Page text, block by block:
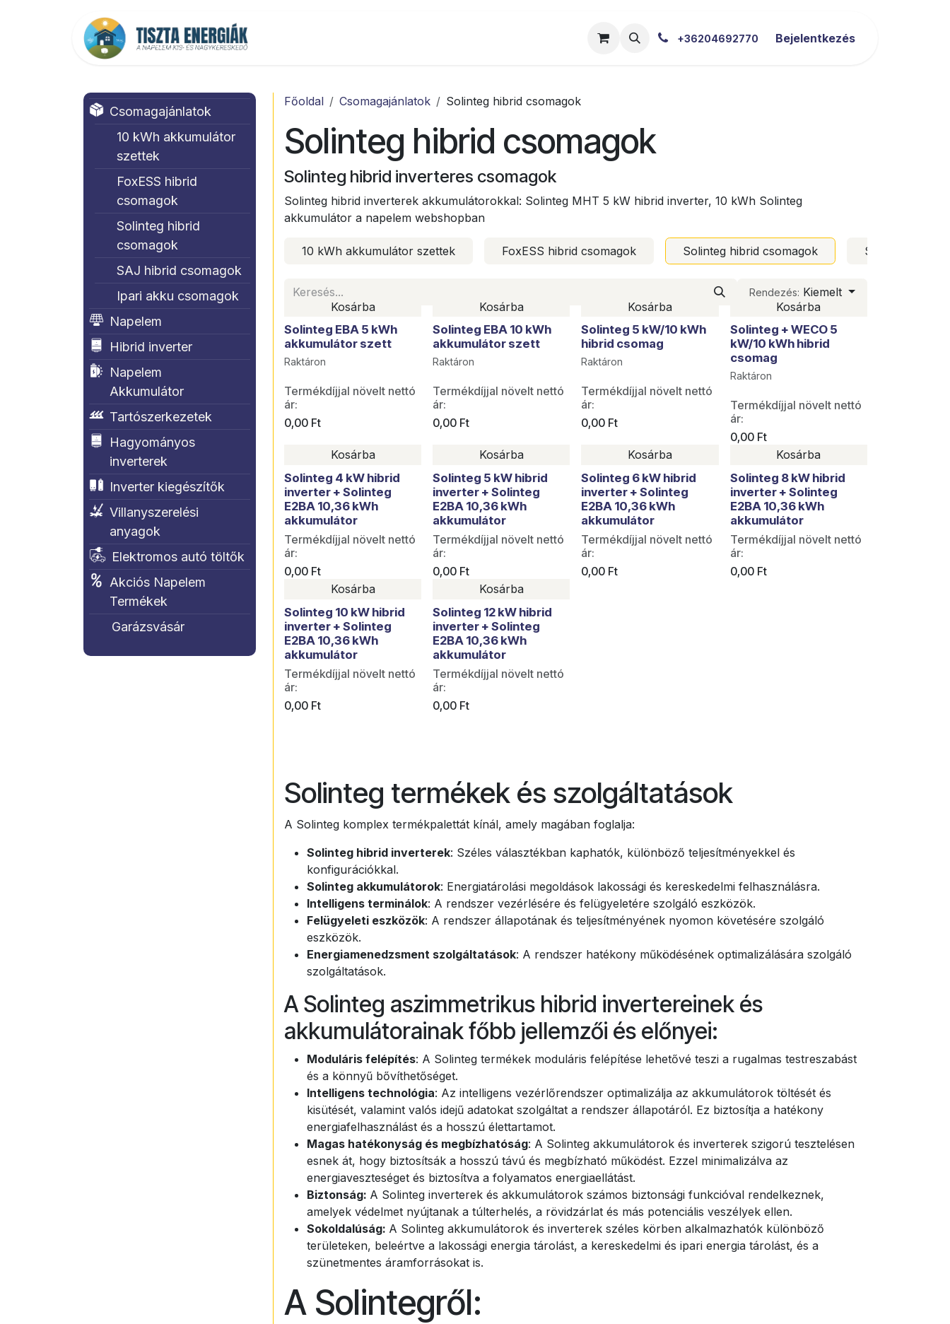
Szakértői Blog Letöltések
+36204692770 Bejelentkezés
Csomagajánlatok
10 kWh akkumulátor
szettek
FoxESS hibrid
csomagok
Solinteg hibrid
csomagok
SAJ hibrid csomagok
Ipari akku csomagok
Napelem
Hibrid inverter
Napelem
Akkumulátor
Tartószerkezetek
Hagyományos
inverterek
Inverter kiegészítők
Villanyszerelési
anyagok
Elektromos autó töltők
Akciós Napelem
Termékek
Garázsvásár
Főoldal Csomagajánlatok Solinteg hibrid csomagok
Solinteg hibrid csomagok
Solinteg hibrid inverteres csomagok
Solinteg hibrid inverterek akkumulátorokkal: Solinteg MHT 5 kW hibrid inverter, 10 kWh Solinteg
akkumulátor a napelem webshopban
10 kWh akkumulátor szettek FoxESS hibrid csomagok Solinteg hibrid csomagok SAJ hibrid
Rendezés: Kiemelt
Solinteg EBA 5 kWh
akkumulátor szett
Raktáron
Kosárba
Termékdíjjal növelt nettó
ár:
0,00 Ft
Solinteg EBA 10 kWh
akkumulátor szett
Raktáron
Kosárba
Termékdíjjal növelt nettó
ár:
0,00 Ft
Solinteg 5 kW/10 kWh
hibrid csomag
Raktáron
Kosárba
Termékdíjjal növelt nettó
ár:
0,00 Ft
Solinteg + WECO 5
kW/10 kWh hibrid
csomag
Raktáron
Kosárba
Termékdíjjal növelt nettó
ár:
0,00Ft
Solinteg 4 kW hibrid
inverter + Solinteg
E2BA 10,36 kWh
akkumulátor
Kosárba
Termékdíjjal növelt nettó
ár:
0,00 Ft
Solinteg 5 kW hibrid
inverter + Solinteg
E2BA 10,36 kWh
akkumulátor
Kosárba
Termékdíjjal növelt nettó
ár:
0,00 Ft
Solinteg 6 kW hibrid
inverter + Solinteg
E2BA 10,36 kWh
akkumulátor
Kosárba
Termékdíjjal növelt nettó
ár:
0,00 Ft
Solinteg 8 kW hibrid
inverter + Solinteg
E2BA 10,36 kWh
akkumulátor
Kosárba
Termékdíjjal növelt nettó
ár:
0,00Ft
Solinteg 10 kW hibrid
inverter + Solinteg
E2BA 10,36 kWh
akkumulátor
Kosárba
Termékdíjjal növelt nettó
ár:
0,00 Ft
Solinteg 12 kW hibrid
inverter + Solinteg
E2BA 10,36 kWh
akkumulátor
Kosárba
Termékdíjjal növelt nettó
ár:
0,00 Ft
Solinteg termékek és szolgáltatások
A Solinteg komplex termékpalettát kínál, amely magában foglalja:
Solinteg hibrid inverterek: Széles választékban kaphatók, különböző teljesítményekkel és
konfigurációkkal.
Solinteg akkumulátorok: Energiatárolási megoldások lakossági és kereskedelmi felhasználásra.
Intelligens terminálok: A rendszer vezérlésére és felügyeletére szolgáló eszközök.
Felügyeleti eszközök: A rendszer állapotának és teljesítményének nyomon követésére szolgáló
eszközök.
Energiamenedzsment szolgáltatások: A rendszer hatékony működésének optimalizálására szolgáló
szolgáltatások.
A Solinteg aszimmetrikus hibrid invertereinek és
akkumulátorainak főbb jellemzői és előnyei:
Moduláris felépítés: A Solinteg termékek moduláris felépítése lehetővé teszi a rugalmas testreszabást
és a könnyű bővíthetőséget.
Intelligens technológia: Az intelligens vezérlőrendszer optimalizálja az akkumulátorok töltését és
kisütését, valamint valós idejű adatokat szolgáltat a rendszer állapotáról. Ez biztosítja a hatékony
energiafelhasználást és a hosszú élettartamot.
Magas hatékonyság és megbízhatóság: A Solinteg akkumulátorok és inverterek szigorú tesztelésen
esnek át, hogy biztosítsák a hosszú távú és megbízható működést. Ezzel minimalizálva az
energiaveszteséget és biztosítva a folyamatos energiaellátást.
Biztonság: A Solinteg inverterek és akkumulátorok számos biztonsági funkcióval rendelkeznek,
amelyek védelmet nyújtanak a túlterhelés, a rövidzárlat és más potenciális veszélyek ellen.
Sokoldalúság: A Solinteg akkumulátorok és inverterek széles körben alkalmazhatók különböző
területeken, beleértve a lakossági energia tárolást, a kereskedelmi és ipari energia tárolást, és a
szünetmentes áramforrásokat is.
A Solintegről: